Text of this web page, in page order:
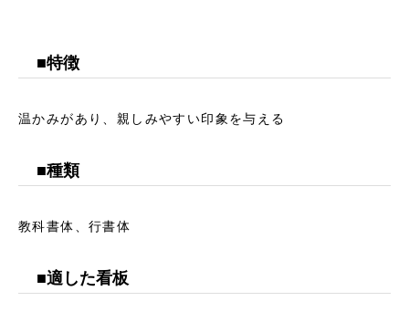
■特徴
温かみがあり、親しみやすい印象を与える
■種類
教科書体、行書体
■適した看板